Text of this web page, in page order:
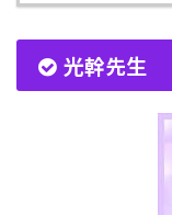
光幹先生